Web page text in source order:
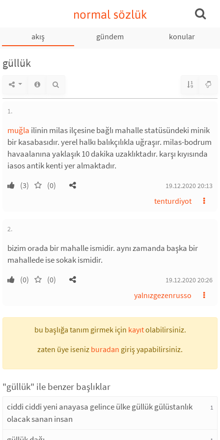
normal sözlük
akış gündem konular
güllük
1.
muğla ilinin milas ilçesine bağlı mahalle statüsündeki minik
bir kasabasıdır. yerel halkı balıkçılıkla uğraşır. milas-bodrum
havaalanına yaklaşık 10 dakika uzaklıktadır. karşı kıyısında
iasos antik kenti yer almaktadır.
(3) (0) 19.12.2020 20:13
tenturdiyot
2.
bizim orada bir mahalle ismidir. aynı zamanda başka bir
mahallede ise sokak ismidir.
(0) (0) 19.12.2020 20:26
yalnızgezenrusso
bu başlığa tanım girmek için kayıtolabilirsiniz.
zaten üye iseniz buradan giriş yapabilirsiniz.
"güllük" ile benzer başlıklar
ciddi ciddi yeni anayasa gelince ülke güllük gülüstanlık
olacak sanan insan
1